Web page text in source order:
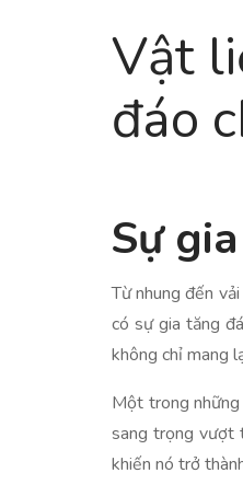
Vật
đáo
Sự
Từ nhung đến
có sự gia tăng
không chỉ mang
Một trong
sang trọng vượt
khiến nó trở